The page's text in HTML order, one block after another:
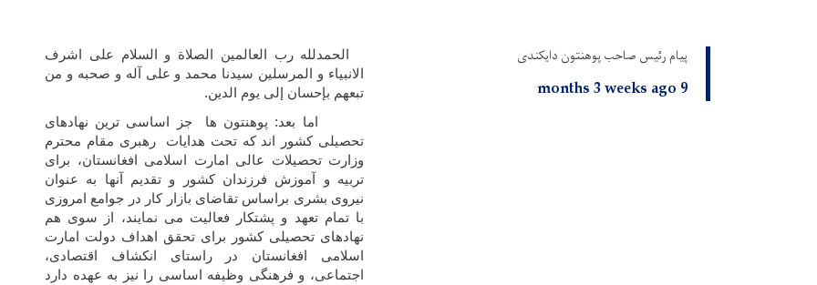
پیام رئیس صاحب پوهنتون دایکندی
9 months 3 weeks ago
الحمدلله رب العالمین الصلاة و السلام علی اشرف
الانبیاء و المرسلین سیدنا محمد و علی آله و صحبه و من
تبعهم بإحسان إلی یوم الدین.
اما بعد: پوهنتون ها جز اساسی ترین نهادهای
تحصیلی کشور اند که تحت هدایات رهبری مقام محترم
وزارت تحصیلات عالی امارت اسلامی افغانستان، برای
تربیه و آموزش فرزندان کشور و تقدیم آنها به عنوان
نیروی بشری براساس تقاضای بازار کار در جوامع امروزی
با تمام تعهد و پشتکار فعالیت می نمایند، از سوی هم
نهادهای تحصیلی کشور برای تحقق اهداف دولت امارت
اسلامی افغانستان در راستای انکشاف اقتصادی،
اجتماعی، و فرهنگی وظیفه اساسی را نیز به عهده دارد